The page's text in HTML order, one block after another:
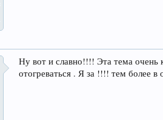
Ну вот и славно!!!! Эта тема очень
отогреваться . Я за !!!! тем более